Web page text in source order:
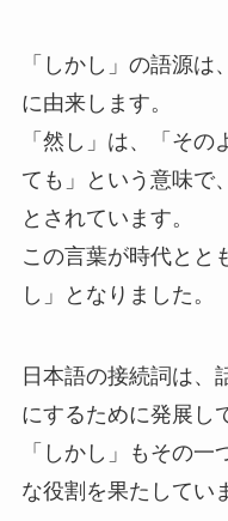
「しかし」の語源は
に由来します。
「然し」は、「そ
ても」という意味で
とされています。
この言葉が時代とと
し」となりました。
日本語の接続詞は、
にするために発展し
「しかし」もその
な役割を果たしてい